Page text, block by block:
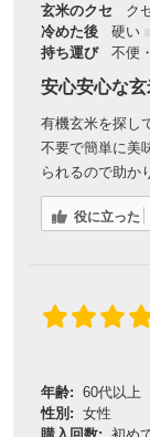
玄米のクセ
ク
冷めた後
硬い
持ち運び
不便
安心安心な玄
有機玄米を探し
不要で簡単に美
られるので助か
役に立った
年齢: 60代以上
性別: 女性